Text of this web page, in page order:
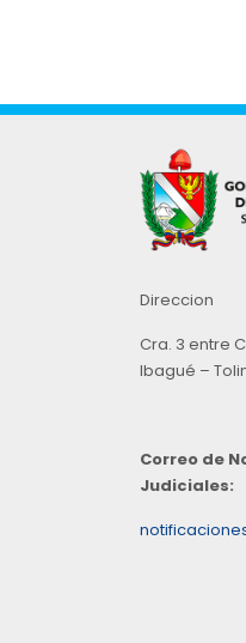
Direccion
Cra. 3 entre
Ibagué –
Correo de
Judiciales: